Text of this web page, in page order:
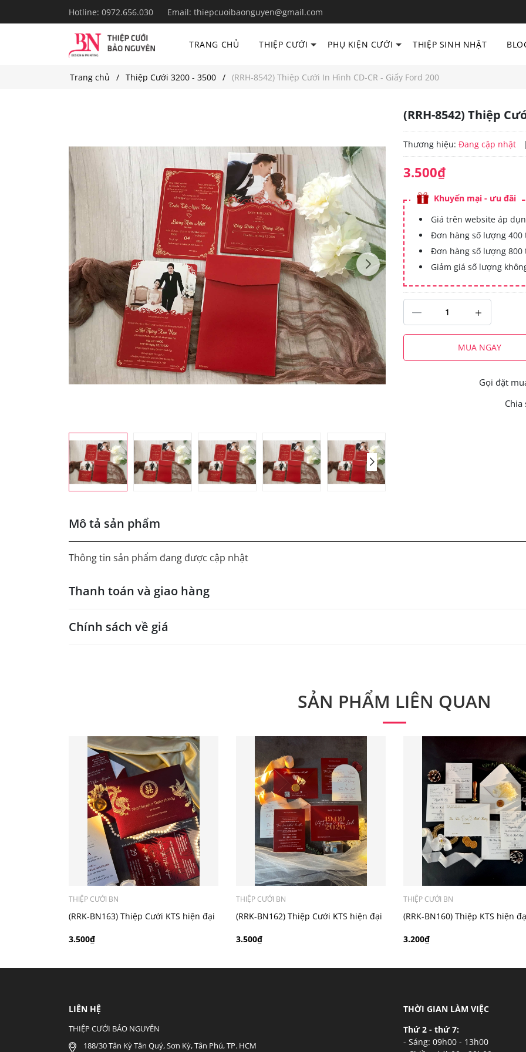
Hotline: 0972.656.030 Email: thiepcuoibaonguyen@gmail.com
TRANG CHỦ THIỆP CƯỚI PHỤ KIỆN CƯỚI THIỆP SINH NHẬT
Trang chủ Thiệp Cưới 3200 - 3500 (RRH-8542) Thiệp Cưới In Hình CD-CR - Giấy Ford 200
(RRH-8542) Thiệp
Thương hiệu: Đang cập nhật
3.500₫
Khuyến mại - ưu đãi
Giá trên website áp
Đơn hàng số lượng 400
Đơn hàng số lượng 800
Giảm giá số lượng
MUA NGAY
Gọi đặt
Chia
Mô tả sản phẩm
Thông tin sản phẩm đang được cập nhật
Thanh toán và giao hàng
Chính sách về giá
- Mẫu dưới 3000 giá chưa bao gồm bản đồ, quý khách có nhu cầu in bản đồ sẽ có mức phí 300 - 500
SẢN PHẨM LIÊN QUAN
THIỆP CƯỚI BN
(RRK-BN163) Thiệp Cưới KTS hiện đại
3.500₫
THIỆP CƯỚI BN
(RRK-BN162) Thiệp Cưới KTS hiện đại
3.500₫
THIỆP CƯỚI BN
(RRK-BN160) Thiệp KTS hiện
3.200₫
LIÊN HỆ
THIỆP CƯỚI BẢO NGUYÊN
188/30 Tân Kỳ Tân Quý, Sơn Kỳ, Tân Phú, TP. HCM
THỜI GIAN LÀM VIỆC
Thứ 2 - thứ 7:
- Sáng: 09h00 - 13h00